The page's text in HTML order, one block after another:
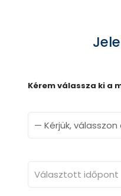
Kérem válassza ki a